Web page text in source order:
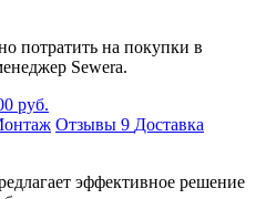
потратить на покупки в
Sewera.
руб.
Отзывы 9 Доставка
эффективное решение